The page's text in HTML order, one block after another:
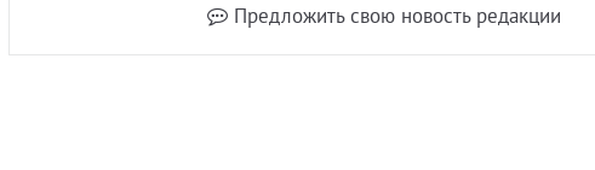
Предложить свою новость редакции